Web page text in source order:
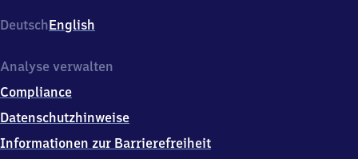
10,
5
4
3
Trechtingshausen
DeutschEnglish
Analyse verwalten
Compliance
Datenschutzhinweise
Informationen zur Barrierefreiheit